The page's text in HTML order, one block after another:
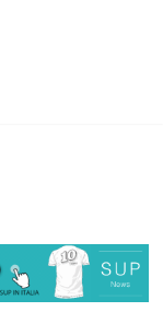
Calabria
torna la festa
giornata della
IOR